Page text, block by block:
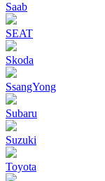
Saab
SEAT
Skoda
SsangYong
Subaru
Suzuki
Toyota